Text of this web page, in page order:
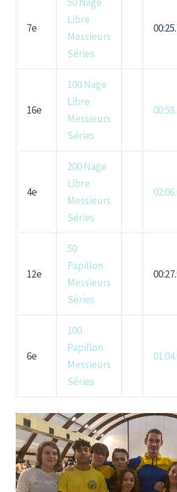
7e
Libre
Messieurs
Séries
16e
100 Nage
Libre
Messieurs
Séries
4e
200 Nage
Libre
Messieurs
Séries
12e
50
Papillon
Messieurs
Séries
6e
100
Papillon
Messieurs
Séries